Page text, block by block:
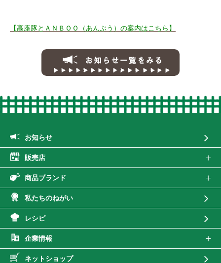
【高座豚とＡＮＢＯＯ（あんぶう）の案内はこちら】
お知らせ
販売店
商品ブランド
私たちのねがい
レシピ
企業情報
ネットショップ